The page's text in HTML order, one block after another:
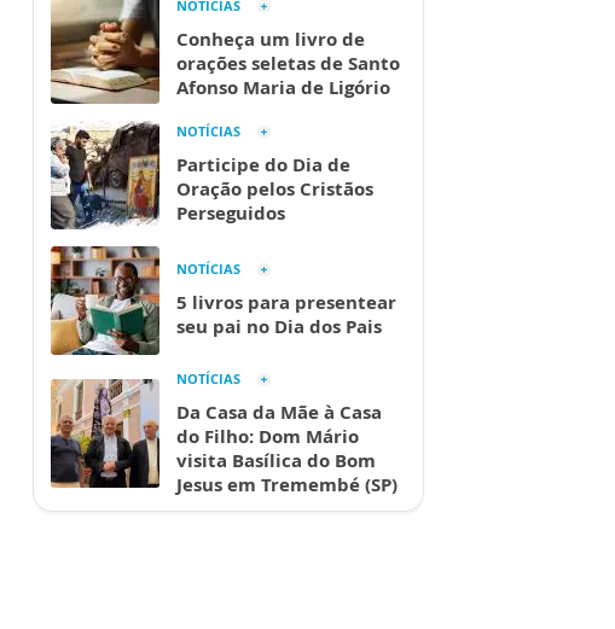
NOTÍCIAS
Conheça um livro de
orações seletas de Santo
Afonso Maria de Ligório
NOTÍCIAS
Participe do Dia de
Oração pelos Cristãos
Perseguidos
NOTÍCIAS
5 livros para presentear
seu pai no Dia dos Pais
NOTÍCIAS
Da Casa da Mãe à Casa
do Filho: Dom Mário
visita Basílica do Bom
Jesus em Tremembé (SP)